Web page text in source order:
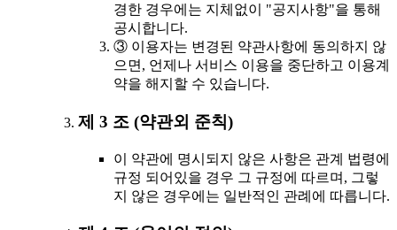
경한 경우에는 지체없이 "공지사항"을 통해
공시합니다.
③ 이용자는 변경된 약관사항에 동의하지 않
으면, 언제나 서비스 이용을 중단하고 이용계
약을 해지할 수 있습니다.
제 3 조 (약관외 준칙)
이 약관에 명시되지 않은 사항은 관계 법령에
규정 되어있을 경우 그 규정에 따르며, 그렇
지 않은 경우에는 일반적인 관례에 따릅니다.